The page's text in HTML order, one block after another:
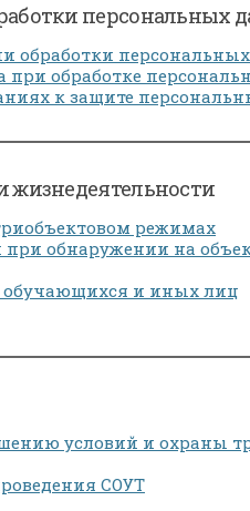
персональных
обработки
обработке
к защите
жизнедеятельности
режимах
обнаружении на
обучающихся и иных лиц
условий и охраны
СОУТ